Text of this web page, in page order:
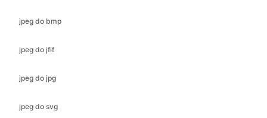
jpeg do jpg
jpeg do svg
jpeg do pdf
jpeg do png